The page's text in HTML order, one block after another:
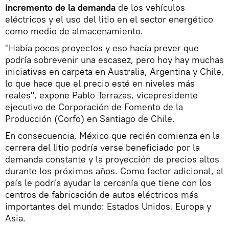
incremento de la demanda de los vehículos
eléctricos y el uso del litio en el sector energético
como medio de almacenamiento.
"Había pocos proyectos y eso hacía prever que
podría sobrevenir una escasez, pero hoy hay muchas
iniciativas en carpeta en Australia, Argentina y Chile,
lo que hace que el precio esté en niveles más
reales", expone Pablo Terrazas, vicepresidente
ejecutivo de Corporación de Fomento de la
Producción (Corfo) en Santiago de Chile.
En consecuencia, México que recién comienza en la
cerrera del litio podría verse beneficiado por la
demanda constante y la proyección de precios altos
durante los próximos años. Como factor adicional, al
país le podría ayudar la cercanía que tiene con los
centros de fabricación de autos eléctricos más
importantes del mundo: Estados Unidos, Europa y
Asia.